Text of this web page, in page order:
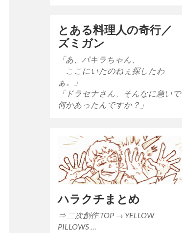
とある料理人の奇行／
ズミガン
「あ、パキラちゃん、
ここにいたのねぇ探したわ
ぁ。」
「ドラセナさん、そんなに急いで
何かあったんですか？」
ハラクチまとめ
⇒ 二次創作 TOP → YELLOW
PILLOWS …